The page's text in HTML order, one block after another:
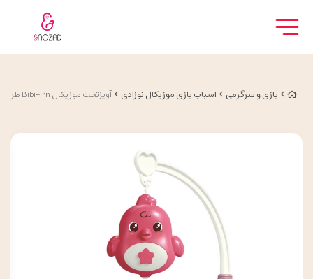
بازی و سرگرمی اسباب بازی موزیکال نوزادی آویزتخت موزیکال Bibi-irn طرح پرنده